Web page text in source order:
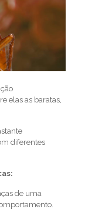
elas as baratas,
diferentes
de uma